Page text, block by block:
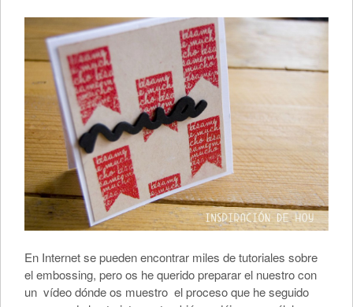
En Internet se pueden encontrar miles de tutoriales sobre
el embossing, pero os he querido preparar el nuestro con
un vídeo dónde os muestro el proceso que he seguido